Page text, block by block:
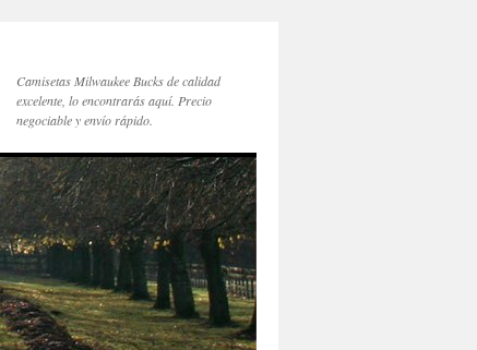
Camisetas Milwaukee Bucks de calidad
excelente, lo encontrarás aquí. Precio
negociable y envío rápido.